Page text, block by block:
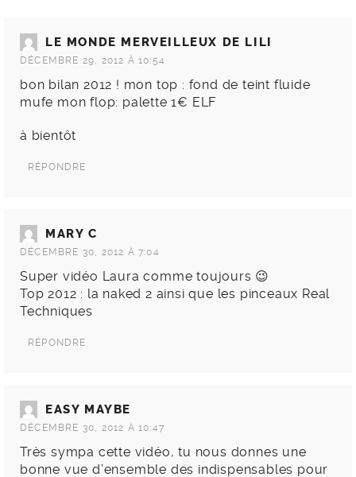
LE MONDE MERVEILLEUX DE LILI
DÉCEMBRE 29, 2012 À 10:54
bon bilan 2012 ! mon top : fond de teint fluide
mufe mon flop: palette 1€ ELF
à bientôt
RÉPONDRE
MARY C
DÉCEMBRE 30, 2012 À 7:04
Super vidéo Laura comme toujours 😉
Top 2012 : la naked 2 ainsi que les pinceaux Real
Techniques
RÉPONDRE
EASY MAYBE
DÉCEMBRE 30, 2012 À 10:47
Très sympa cette vidéo, tu nous donnes une
bonne vue d’ensemble des indispensables pour